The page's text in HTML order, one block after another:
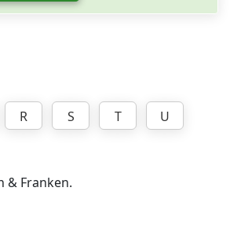
R S T
U
& Franken.